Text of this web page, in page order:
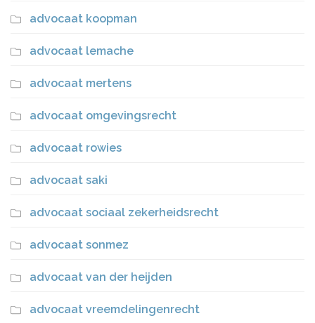
advocaat koopman
advocaat lemache
advocaat mertens
advocaat omgevingsrecht
advocaat rowies
advocaat saki
advocaat sociaal zekerheidsrecht
advocaat sonmez
advocaat van der heijden
advocaat vreemdelingenrecht